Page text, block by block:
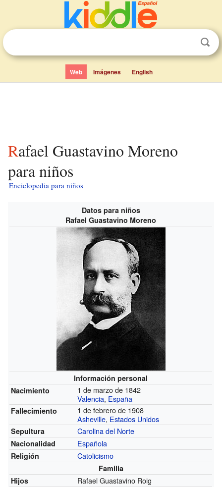
Web Imágenes English
Rafael Guastavino Moreno
para niños
Enciclopedia para niños
Datos para niños
Rafael Guastavino Moreno
Información personal
Nacimiento
1 de marzo de 1842
Valencia, España
Fallecimiento
1 de febrero de 1908
Asheville, Estados Unidos
Sepultura Carolina del Norte
Nacionalidad Española
Religión Catolicismo
Familia
Hijos
Rafael Guastavino Roig